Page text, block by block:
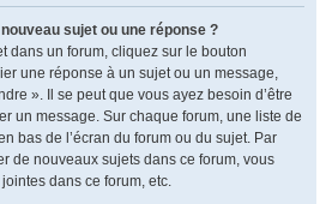
sujet ou une réponse ?
dans un forum, cliquez sur le bouton
une réponse à un sujet ou un message,
». Il se peut que vous ayez besoin d’être
un message. Sur chaque forum, une liste de
bas de l’écran du forum ou du sujet. Par
de nouveaux sujets dans ce forum, vous
dans ce forum, etc.